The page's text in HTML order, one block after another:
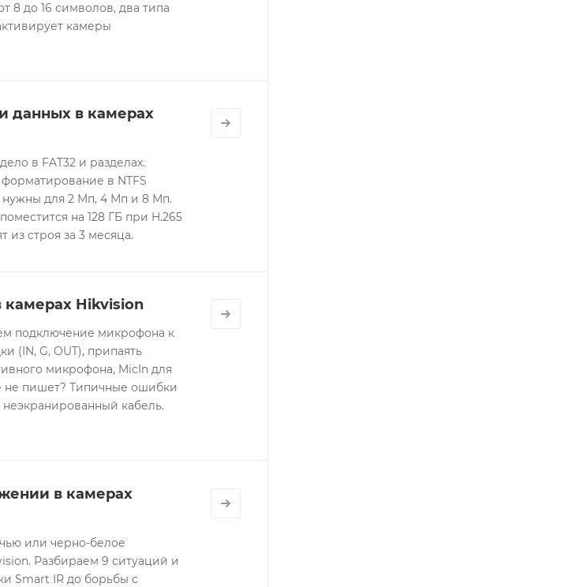
8 до 16 символов, два типа
камеры
данных в камерах
в FAT32 и разделах.
в NTFS
для 2 Мп, 4 Мп и 8 Мп.
на 128 ГБ при H.265
из строя за 3 месяца.
камерах Hikvision
подключение микрофона к
(IN, G, OUT), припаять
микрофона, MicIn для
не пишет? Типичные ошибки
кабель.
в камерах
или черно-белое
Разбираем 9 ситуаций и
Smart IR до борьбы с